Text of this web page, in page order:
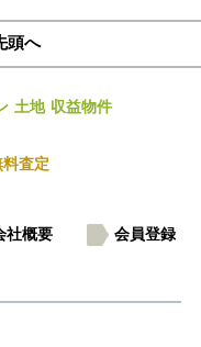
頭へ
土地 収益物件
査定
社概要
会員登録